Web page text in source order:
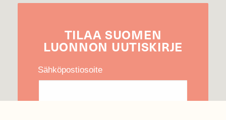
TILAA SUOMEN
LUONNON UUTIS­KIRJE
Sähköpostiosoite